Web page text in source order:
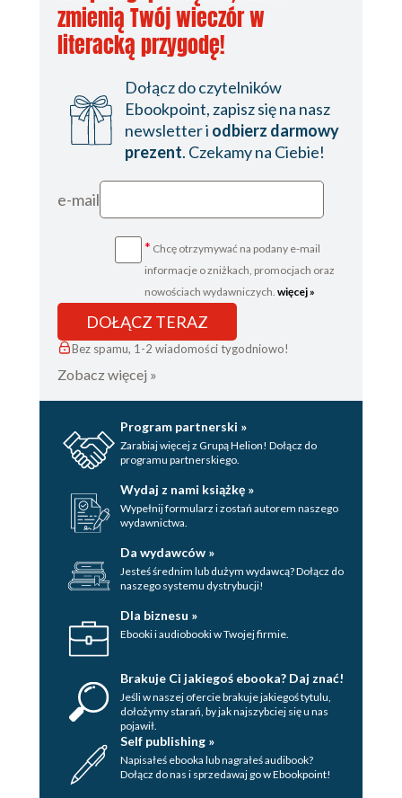
zmienią Twój wieczór w
literacką przygodę!
Dołącz do czytelników
Ebookpoint, zapisz się na nasz
newsletter i odbierz darmowy
prezent. Czekamy na Ciebie!
e-mail
* Chcę otrzymywać na podany e-mail
informacje o zniżkach, promocjach oraz
nowościach wydawniczych. więcej »
DOŁĄCZ TERAZ
Bez spamu, 1-2 wiadomości tygodniowo!
Zobacz więcej »
Program partnerski »
Zarabiaj więcej z Grupą Helion! Dołącz do
programu partnerskiego.
Wydaj z nami książkę »
Wypełnij formularz i zostań autorem naszego
wydawnictwa.
Da wydawców »
Jesteś średnim lub dużym wydawcą? Dołącz do
naszego systemu dystrybucji!
Dla biznesu »
Ebooki i audiobooki w Twojej firmie.
Brakuje Ci jakiegoś ebooka? Daj znać!
Jeśli w naszej ofercie brakuje jakiegoś tytulu,
dołożymy starań, by jak najszybciej się u nas
pojawił.
Self publishing »
Napisałeś ebooka lub nagrałeś audibook?
Dołącz do nas i sprzedawaj go w Ebookpoint!